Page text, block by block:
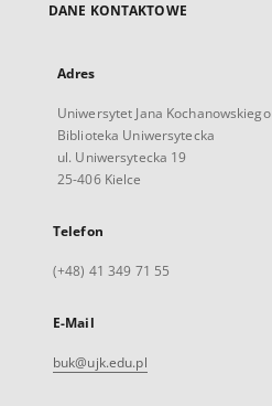
DANE KONTAKTOWE
Adres
Uniwersytet Jana Kochanowskiego
Biblioteka Uniwersytecka
ul. Uniwersytecka 19
25-406 Kielce
Telefon
(+48) 41 349 71 55
E-Mail
buk@ujk.edu.pl